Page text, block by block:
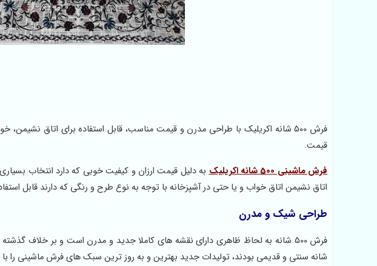
فرش 500 شانه اکریلیک با طراحی مدرن و قیمت مناسب، قابل استفاده برای اتاق
قیمت.
فرش ماشینی 500 شانه اکریلیک
به دلیل قیمت ارزان و کیفیت خوبی که دارد انتخاب
اتاق نشیمن اتاق خواب و یا حتی در آشپزخانه با توجه به نوع طرح و رنگی که دارند قابل
طراحی شیک و مدرن
فرش 500 شانه به لحاظ ظاهری دارای نقشه های کاملا جدید و مدرن است و بر خلاف
شانه سنتی و قدیمی بودند، تولیدات جدید بهترین و به روز ترین سبک های فرش ماشینی را